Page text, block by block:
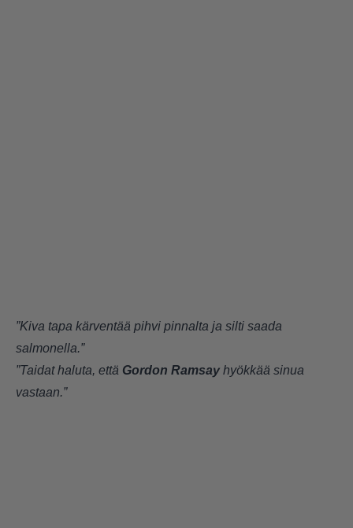
”Kiva tapa kärventää pihvi pinnalta ja silti saada
salmonella.”
”Taidat haluta, että Gordon Ramsay hyökkää sinua
vastaan.”